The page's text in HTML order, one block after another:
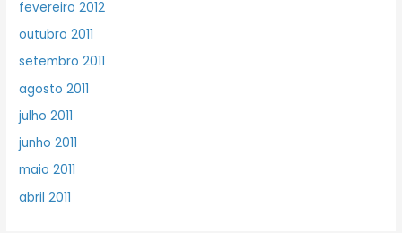
fevereiro 2012
outubro 2011
setembro 2011
agosto 2011
julho 2011
junho 2011
maio 2011
abril 2011